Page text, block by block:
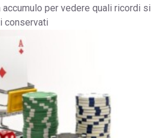
per vedere quali ricordi si
conservati